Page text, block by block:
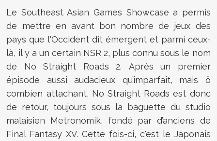
Le Southeast Asian Games Showcase a permis
de mettre en avant bon nombre de jeux des
pays que l'Occident dit émergent et parmi ceux-
là, il y a un certain NSR 2, plus connu sous le nom
de No Straight Roads 2. Après un premier
épisode aussi audacieux qu’imparfait, mais ô
combien attachant, No Straight Roads est donc
de retour, toujours sous la baguette du studio
malaisien Metronomik, fondé par d’anciens de
Final Fantasy XV. Cette fois-ci, c'est le Japonais